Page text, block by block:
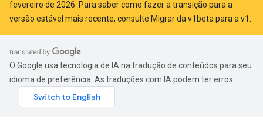
fevereiro de 2026. Para saber como fazer a transição para a
versão estável mais recente, consulte Migrar da v1beta para a v1
O Google usa tecnologia de IA na tradução de conteúdos para seu
idioma de preferência. As traduções com IA podem ter erros.